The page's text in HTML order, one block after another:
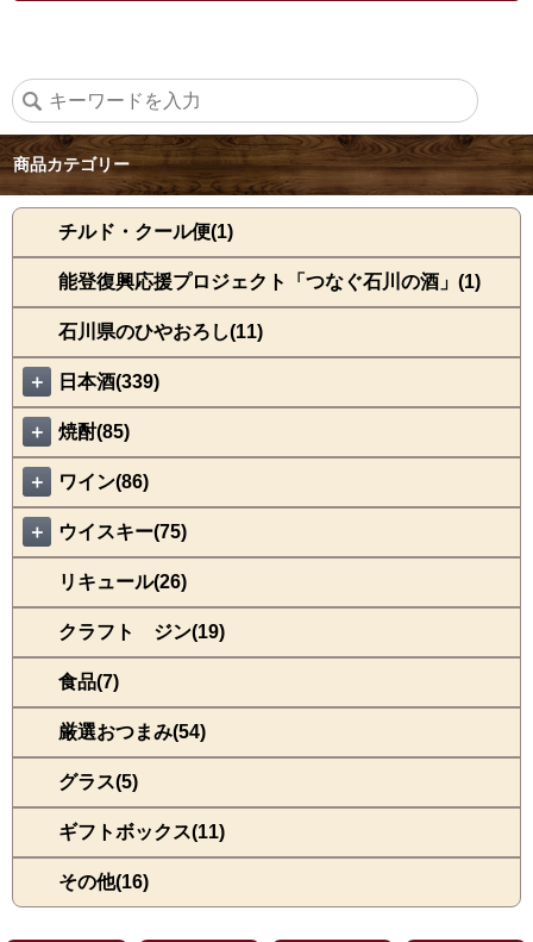
商品カテゴリー
チルド・クール便(1)
能登復興応援プロジェクト「つなぐ石川の酒」(1)
石川県のひやおろし(11)
＋ 日本酒(339)
＋ 焼酎(85)
＋ ワイン(86)
＋ ウイスキー(75)
リキュール(26)
クラフト ジン(19)
食品(7)
厳選おつまみ(54)
グラス(5)
ギフトボックス(11)
その他(16)